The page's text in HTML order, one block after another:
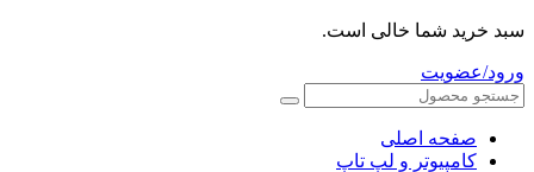
سبد خرید شما خالی است.
ورود/عضویت
صفحه اصلی
کامپیوتر و‌‌‌‌‌ لپ تاپ